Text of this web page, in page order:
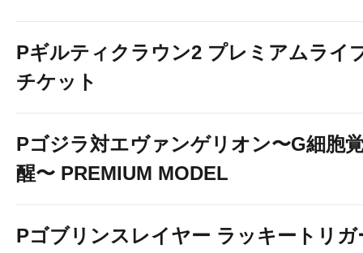
Pギルティクラウン2 プレミアムライ
チケット
Pゴジラ対エヴァンゲリオン〜G細胞
醒〜 PREMIUM MODEL
Pゴブリンスレイヤー ラッキートリガ